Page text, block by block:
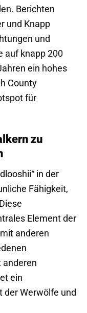
Berichten
und Knapp
und
auf knapp 200
ein hohes
County
für
zu
in der
Fähigkeit,
Element der
anderen
anderen
ein
der Werwölfe und